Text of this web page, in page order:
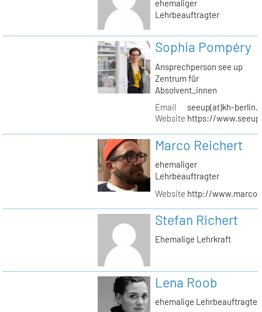
ehemaliger
Lehrbeauftragter
Sophia Pompéry
Ansprechperson see up
Zentrum für
Absolvent_innen
Email
seeup(at)kh-
Website https://
Marco Reichert
ehemaliger
Lehrbeauftragter
Website http://
Stefan Richert
Ehemalige Lehrkraft
Lena Roob
ehemalige Lehrbeauftragte